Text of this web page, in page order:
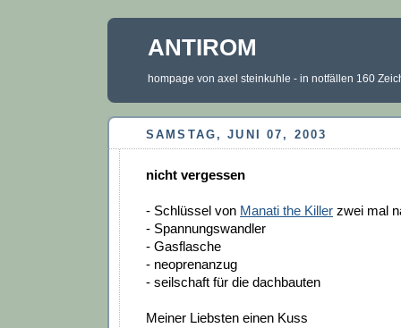
ANTIROM
hompage von axel steinkuhle - in notfällen 160
SAMSTAG, JUNI 07, 2003
nicht vergessen
- Schlüssel von Manati the Killer zwei mal
- Spannungswandler
- Gasflasche
- neoprenanzug
- seilschaft für die dachbauten
Meiner Liebsten einen Kuss